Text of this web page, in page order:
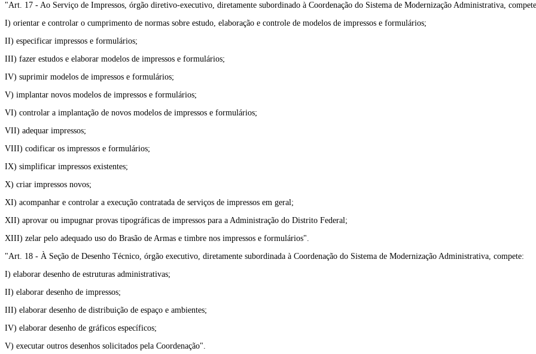
"Art. 17 - Ao Serviço de Impressos, órgão diretivo-executivo, diretamente subordinado à Coordenação do Sistema de Modernização Administrativa,
I) orientar e controlar o cumprimento de normas sobre estudo, elaboração e controle de modelos de impressos e formulários;
II) especificar impressos e formulários;
III) fazer estudos e elaborar modelos de impressos e formulários;
IV) suprimir modelos de impressos e formulários;
V) implantar novos modelos de impressos e formulários;
VI) controlar a implantação de novos modelos de impressos e formulários;
VII) adequar impressos;
VIII) codificar os impressos e formulários;
IX) simplificar impressos existentes;
X) criar impressos novos;
XI) acompanhar e controlar a execução contratada de serviços de impressos em geral;
XII) aprovar ou impugnar provas tipográficas de impressos para a Administração do Distrito Federal;
XIII) zelar pelo adequado uso do Brasão de Armas e timbre nos impressos e formulários".
"Art. 18 - À Seção de Desenho Técnico, órgão executivo, diretamente subordinada à Coordenação do Sistema de Modernização Administrativa, compete:
I) elaborar desenho de estruturas administrativas;
II) elaborar desenho de impressos;
III) elaborar desenho de distribuição de espaço e ambientes;
IV) elaborar desenho de gráficos específicos;
V) executar outros desenhos solicitados pela Coordenação".